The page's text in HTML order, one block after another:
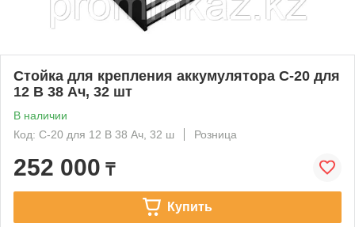
Стойка для крепления аккумулятора C-20 для
12 В 38 Ач, 32 шт
В наличии
Код: C-20 для 12 В 38 Ач, 32 ш
Розница
252 000 ₸
Купить